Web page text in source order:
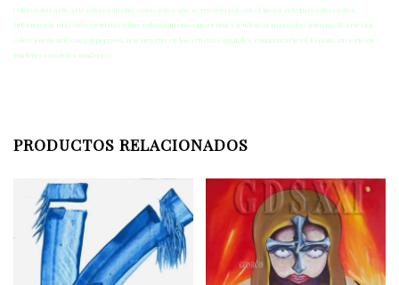
Coleccionar arte, arte coleccionismo, colecciones que se revalorizan con el mejor arte para coleccionar,
Información para coleccionistas sobre coleccionismo e inversión y tendencia para coleccionistas de arte con
colección de arte contemporáneo, arte invertir en los artistas españoles, comprar arte en España, invierte en
pintores españoles modernos.
PRODUCTOS RELACIONADOS